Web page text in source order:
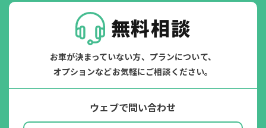
無料相談
お車が決まっていない方、プランについて、
オプションなどお気軽にご相談ください。
ウェブで問い合わせ